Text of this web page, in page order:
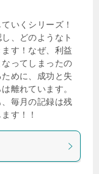
いくシリーズ！
、どのようなト
す！なぜ、利益
ってしまったの
めに、成功と失
離れています。
毎月の記録は残
す！！